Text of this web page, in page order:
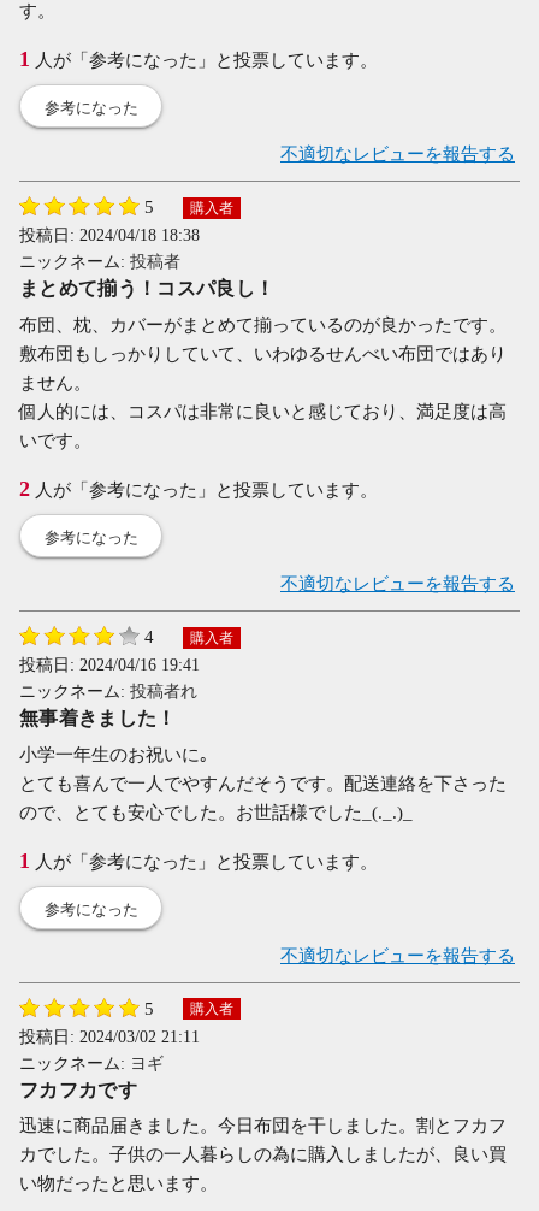
す。
1 人が「参考になった」と投票しています。
参考になった
不適切なレビューを報告する
5 購入者
投稿日: 2024/04/18 18:38
ニックネーム: 投稿者
まとめて揃う！コスパ良し！
布団、枕、カバーがまとめて揃っているのが良かったです。
敷布団もしっかりしていて、いわゆるせんべい布団ではあり
ません。
個人的には、コスパは非常に良いと感じており、満足度は高
いです。
2 人が「参考になった」と投票しています。
参考になった
不適切なレビューを報告する
4 購入者
投稿日: 2024/04/16 19:41
ニックネーム: 投稿者れ
無事着きました！
小学一年生のお祝いに｡
とても喜んで一人でやすんだそうです。配送連絡を下さった
ので、とても安心でした。お世話様でした_(._.)_
1 人が「参考になった」と投票しています。
参考になった
不適切なレビューを報告する
5 購入者
投稿日: 2024/03/02 21:11
ニックネーム: ヨギ
フカフカです
迅速に商品届きました。今日布団を干しました。割とフカフ
カでした。子供の一人暮らしの為に購入しましたが、良い買
い物だったと思います。